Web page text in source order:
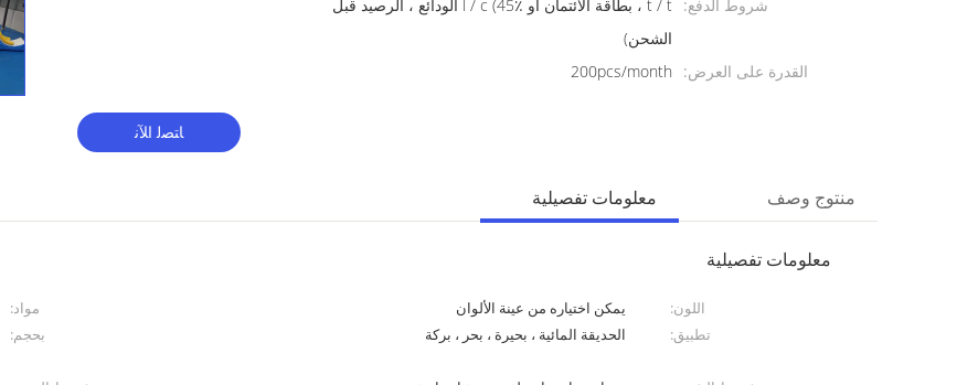
شروط الدفع:
t / t ، بطاقة الائتمان أو l / c (45٪ الودائع ، الرصيد قبل
الشحن)
القدرة على العرض:
200pcs/month
ﺎﺘﺼﻟ ﺍﻶﻧ
معلومات تفصيلية منتوج وصف
معلومات تفصيلية
اللون: يمكن اختياره من عينة الألوان مواد:
تطبيق:
الحديقة المائية ، بحيرة ، بحر ، بركة بحجم: